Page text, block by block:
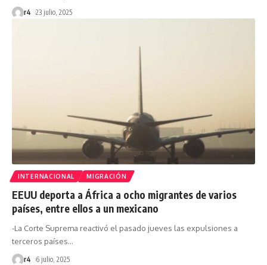
r4 23 julio, 2025
INTERNACIONAL MIGRACIÓN
EEUU deporta a África a ocho migrantes de varios
países, entre ellos a un mexicano
-La Corte Suprema reactivó el pasado jueves las expulsiones a
terceros países…
r4 6 julio, 2025